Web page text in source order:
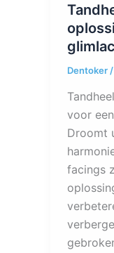
Dentoker /
voor
Droomt
facings